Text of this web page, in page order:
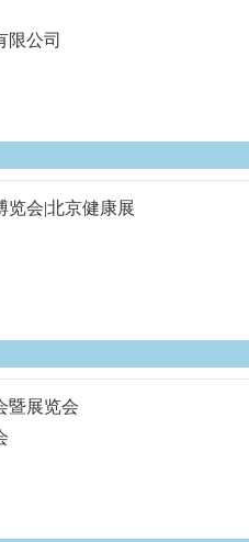
限公司
览会|北京健康展
暨展览会